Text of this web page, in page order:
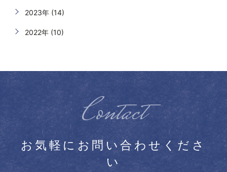
2023年 (14)
2022年 (10)
Contact
お気軽にお問い合わせくださ
い